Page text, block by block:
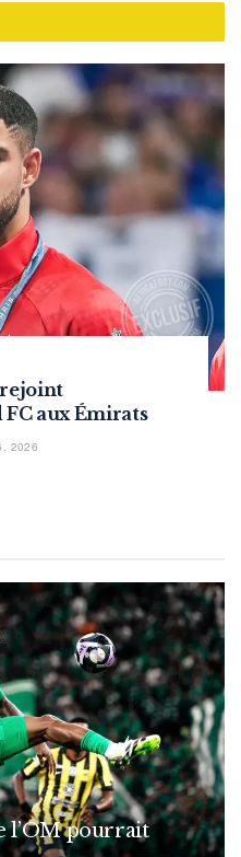
aux Émirats
2026
l’OM pourrait